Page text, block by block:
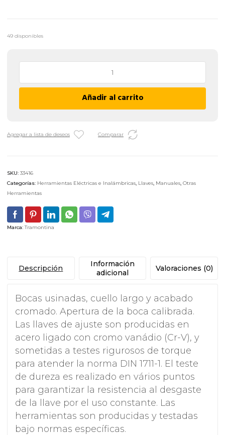
49 disponibles
Pulgadas
Pro
5/8"
Añadir al carrito
Agregar a lista de deseos Comparar
SKU: 33416
Categorías: Herramientas Eléctricas e Inalámbricas, Llaves, Manuales, Otras
Herramientas
Marca:Tramontina
Descripción
Información
adicional
Valoraciones (0)
Bocas usinadas, cuello largo y acabado
cromado. Apertura de la boca calibrada.
Las llaves de ajuste son producidas en
acero ligado con cromo vanádio (Cr-V), y
sometidas a testes rigurosos de torque
para atender la norma DIN 1711-1. El teste
de dureza es realizado en vários puntos
para garantizar la resistencia al desgaste
de la llave por el uso constante. Las
herramientas son producidas y testadas
bajo normas específicas.